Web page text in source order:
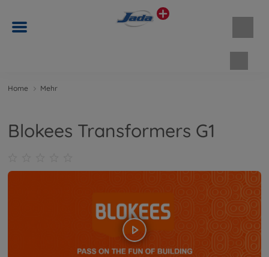
Home Mehr
Blokees Transformers G1